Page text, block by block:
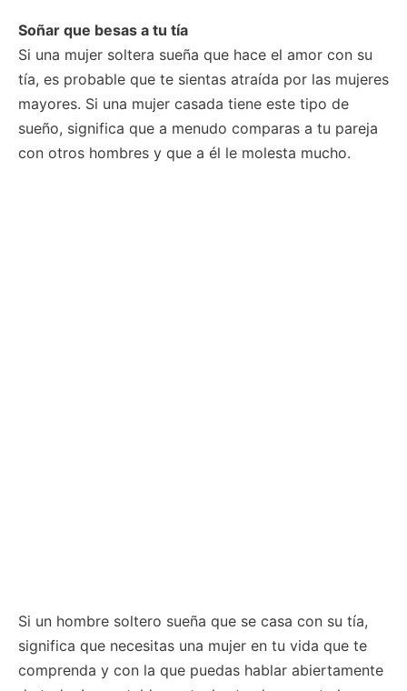
Soñar que besas a tu tía
Si una mujer soltera sueña que hace el amor con su
tía, es probable que te sientas atraída por las mujeres
mayores. Si una mujer casada tiene este tipo de
sueño, significa que a menudo comparas a tu pareja
con otros hombres y que a él le molesta mucho.
Si un hombre soltero sueña que se casa con su tía,
significa que necesitas una mujer en tu vida que te
comprenda y con la que puedas hablar abiertamente